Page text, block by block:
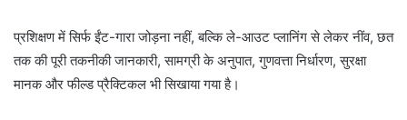
प्रशिक्षण में सिर्फ ईंट-गारा जोड़ना नहीं, बल्कि ले-आउट प्लानिंग से लेकर नींव, छत
तक की पूरी तकनीकी जानकारी, सामग्री के अनुपात, गुणवत्ता निर्धारण, सुरक्षा
मानक और फील्ड प्रैक्टिकल भी सिखाया गया है।